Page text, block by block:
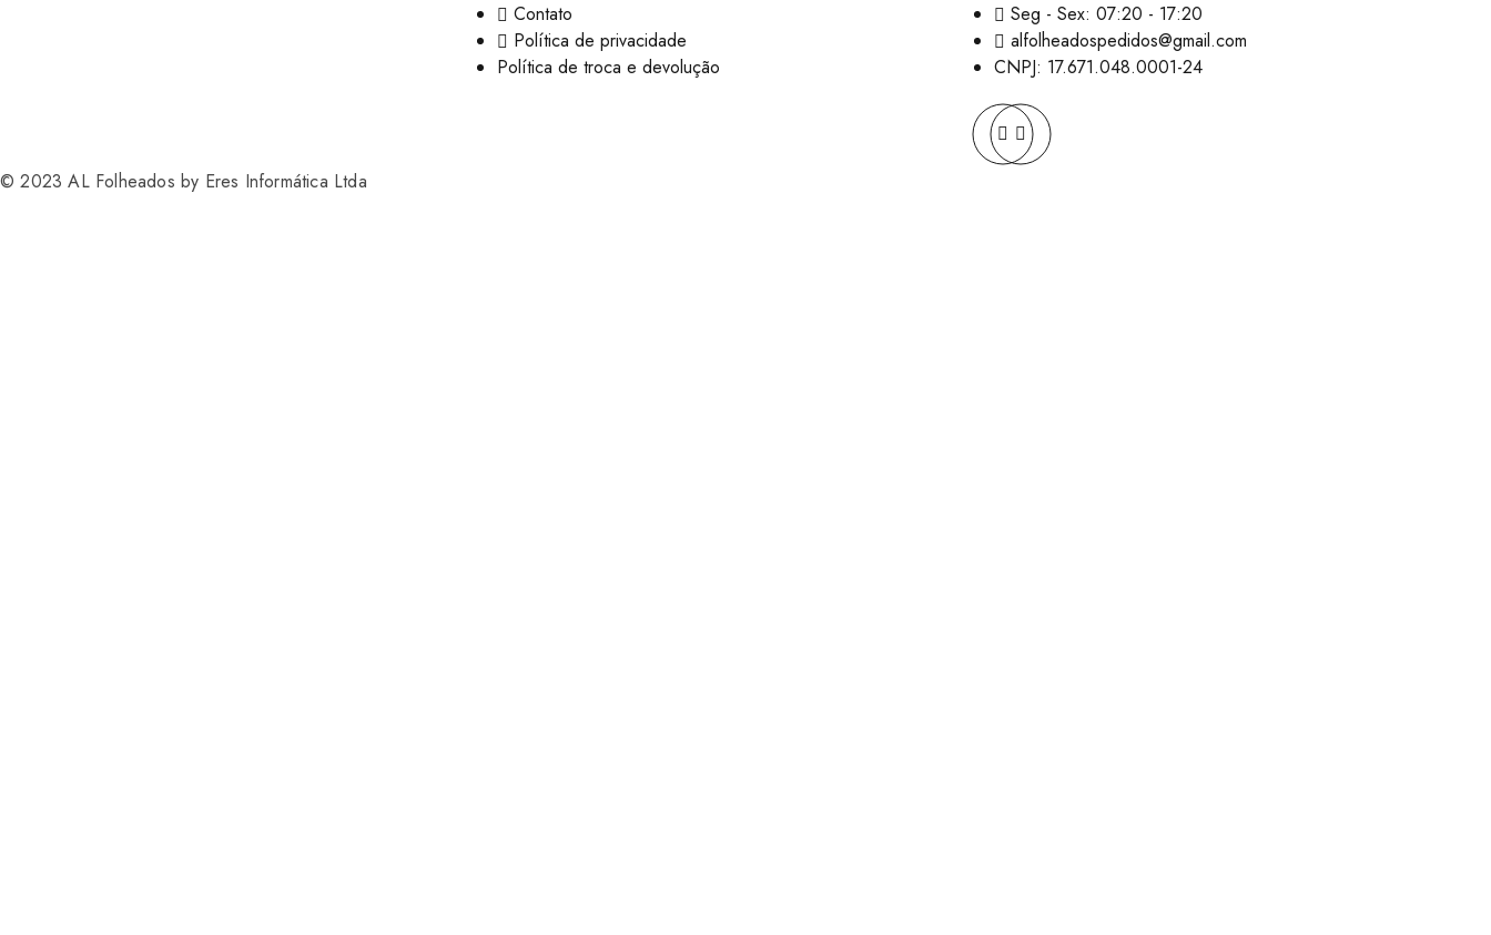
Contato
Política de privacidade
Política de troca e devolução
Seg - Sex: 07:20 - 17:20
alfolheadospedidos@gmail.com
CNPJ: 17.671.048.0001-24
© 2023 AL Folheados by Eres Informática Ltda